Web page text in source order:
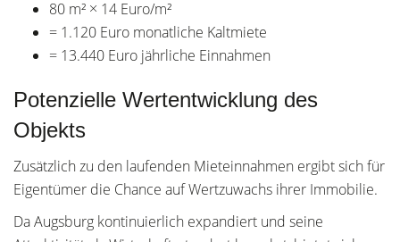
80 m² × 14 Euro/m²
= 1.120 Euro monatliche Kaltmiete
= 13.440 Euro jährliche Einnahmen
Potenzielle Wertentwicklung des
Objekts
Zusätzlich zu den laufenden Mieteinnahmen ergibt sich für
Eigentümer die Chance auf Wertzuwachs ihrer Immobilie.
Da Augsburg kontinuierlich expandiert und seine